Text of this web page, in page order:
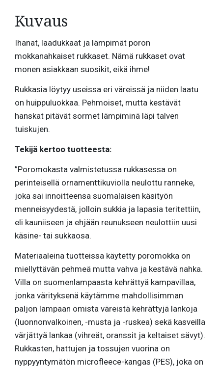
Kuvaus
Ihanat, laadukkaat ja lämpimät poron
mokkanahkaiset rukkaset. Nämä rukkaset ovat
monen asiakkaan suosikit, eikä ihme!
Rukkasia löytyy useissa eri väreissä ja niiden laatu
on huippuluokkaa. Pehmoiset, mutta kestävät
hanskat pitävät sormet lämpiminä läpi talven
tuiskujen.
Tekijä kertoo tuotteesta:
”Poromokasta valmistetussa rukkasessa on
perinteisellä ornamenttikuviolla neulottu ranneke,
joka sai innoitteensa suomalaisen käsityön
menneisyydestä, jolloin sukkia ja lapasia teritettiin,
eli kauniiseen ja ehjään reunukseen neulottiin uusi
käsine- tai sukkaosa.
Materiaaleina tuotteissa käytetty poromokka on
miellyttävän pehmeä mutta vahva ja kestävä nahka.
Villa on suomenlampaasta kehrättyä kampavillaa,
jonka värityksenä käytämme mahdollisimman
paljon lampaan omista väreistä kehrättyjä lankoja
(luonnonvalkoinen, -musta ja -ruskea) sekä kasveilla
värjättyä lankaa (vihreät, oranssit ja keltaiset sävyt).
Rukkasten, hattujen ja tossujen vuorina on
nyppyyntymätön microfleece-kangas (PES), joka on